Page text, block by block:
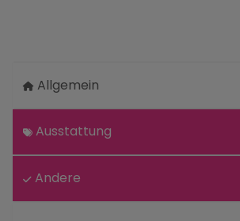
Allgemein
Ausstattung
Andere